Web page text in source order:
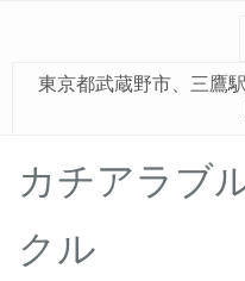
東京都武蔵野市、三鷹
カチアラブ
クル